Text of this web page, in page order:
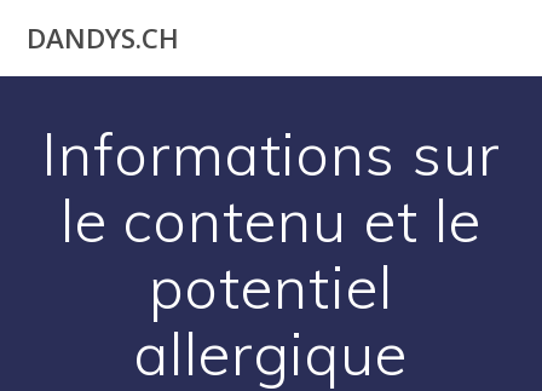
DANDYS.CH
Informations sur
le contenu et le
potentiel
allergique